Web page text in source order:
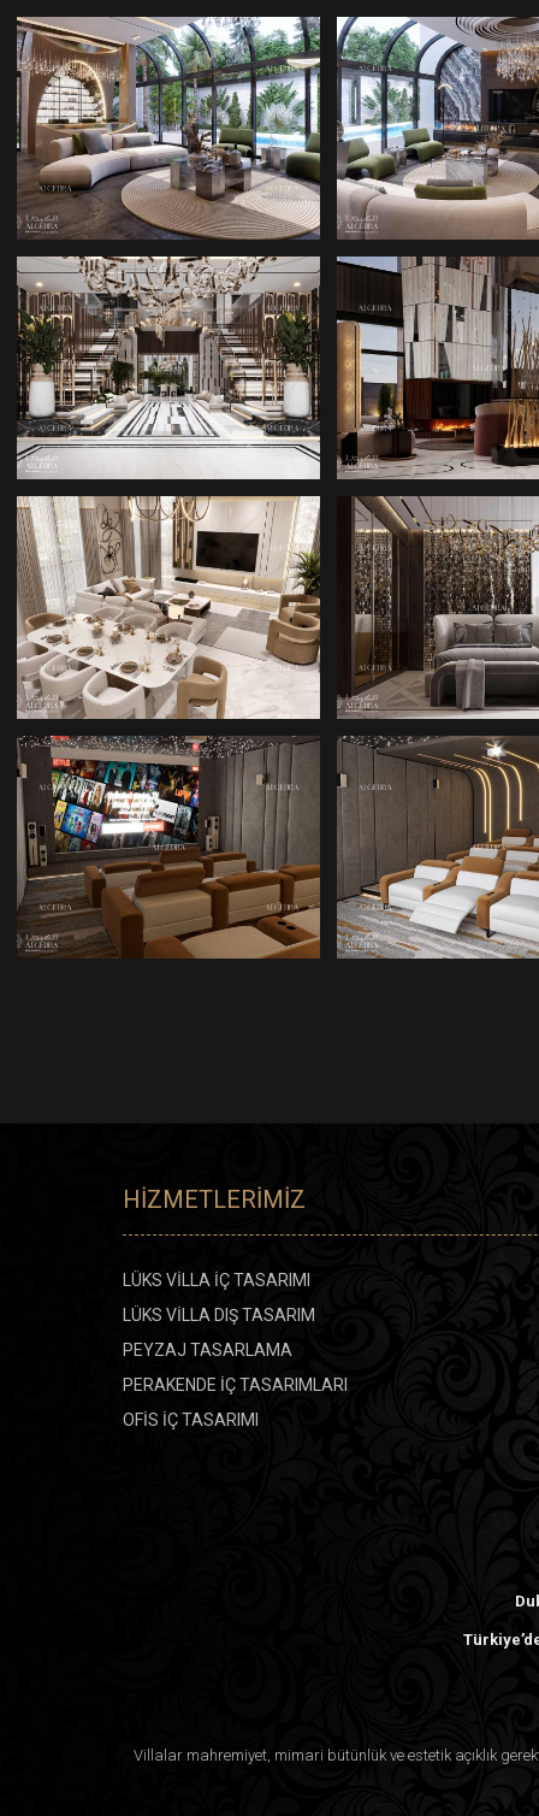
GÖKYÜZÜ VILLASI MODERN
ÖZEL HAVUZLU
VILLALAR
LÜKS
فلل سماوية على طراز
المنتجعات
CAM
VILLALAR
LÜKS VILLA İÇ
MEKAN İŞÇILIKLERI
ÇIFT
VILLA İÇ
HIZMETLERIMIZ
LÜKS VİLLA İÇ TASARIMI
LÜKS VİLLA DIŞ TASARIM
PEYZAJ TASARLAMA
PERAKENDE İÇ TASARIMLARI
OFİS İÇ TASARIMI
Villalar mahremiyet, mimari bütünlük ve estetik açıklık